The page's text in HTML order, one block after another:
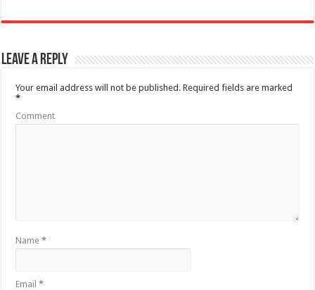
Leave a Reply
Your email address will not be published. Required fields are marked
*
Comment
Name*
Email*